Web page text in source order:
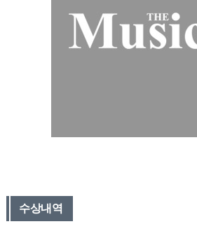
수상내역